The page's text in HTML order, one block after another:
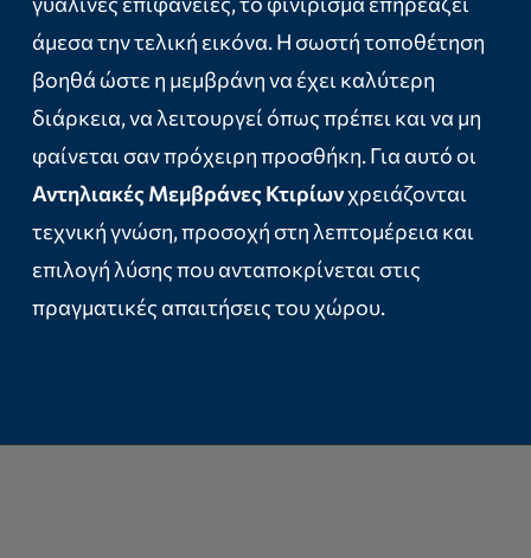
άμεσα την τελική εικόνα. Η σωστή τοποθέτηση
βοηθά ώστε η μεμβράνη να έχει καλύτερη
διάρκεια, να λειτουργεί όπως πρέπει και να μη
φαίνεται σαν πρόχειρη προσθήκη. Για αυτό οι
Αντηλιακές Μεμβράνες Κτιρίωνχρειάζονται
τεχνική γνώση, προσοχή στη λεπτομέρεια και
επιλογή λύσης που ανταποκρίνεται στις
πραγματικές απαιτήσεις του χώρου.